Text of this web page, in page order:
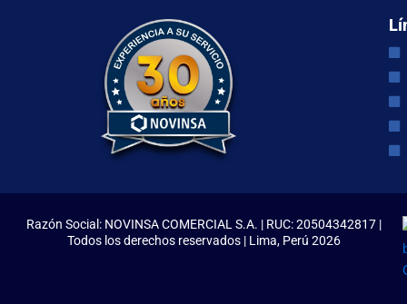
Razón Social: NOVINSA COMERCIAL S.A. | RUC: 20504342817 |
Todos los derechos reservados | Lima, Perú 2026